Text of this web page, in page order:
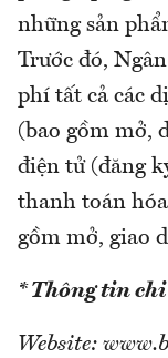
những sản
Trước đó,
phí tất cả các
(bao gồm mở,
điện tử (đăng
thanh toán
gồm mở, giao
* Thông tin
Website: